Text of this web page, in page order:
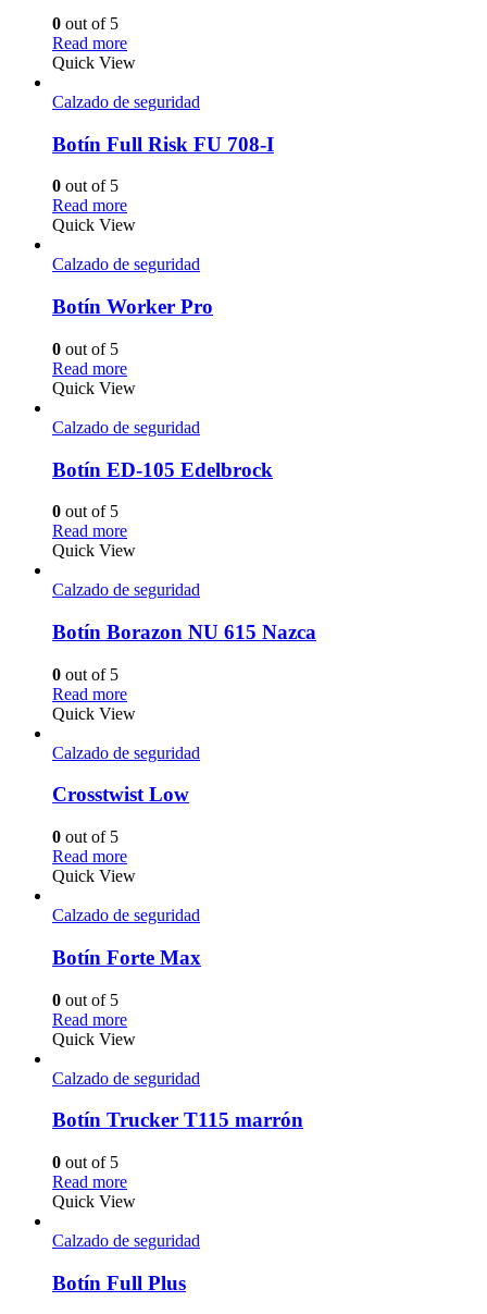
0 out of 5
Read more
Quick View
Calzado de seguridad
Botín Full Risk FU 708-I
0 out of 5
Read more
Quick View
Calzado de seguridad
Botín Worker Pro
0 out of 5
Read more
Quick View
Calzado de seguridad
Botín ED-105 Edelbrock
0 out of 5
Read more
Quick View
Calzado de seguridad
Botín Borazon NU 615 Nazca
0 out of 5
Read more
Quick View
Calzado de seguridad
Crosstwist Low
0 out of 5
Read more
Quick View
Calzado de seguridad
Botín Forte Max
0 out of 5
Read more
Quick View
Calzado de seguridad
Botín Trucker T115 marrón
0 out of 5
Read more
Quick View
Calzado de seguridad
Botín Full Plus